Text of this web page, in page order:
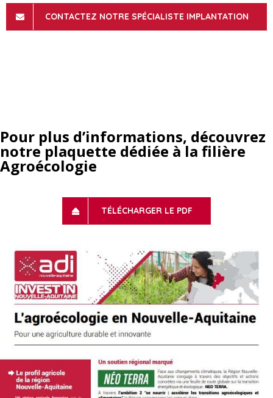
CONTACTEZ NOTRE SPÉCIALISTE IMPLANTATION
Pour plus d’informations, découvrez
notre plaquette dédiée à la filière
Agroécologie
TÉLÉCHARGER LE PDF